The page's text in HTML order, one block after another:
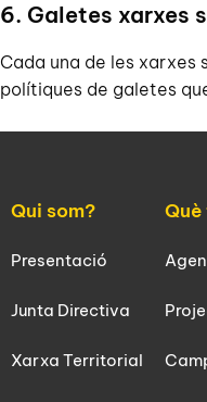
6. Galetes xarxes
Cada una de les xarxes
polítiques de galetes
Qui som?
Presentació
Junta Directiva
Xarxa Territorial